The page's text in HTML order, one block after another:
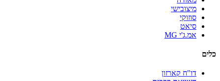
מיצובישי
סוזוקי
סיאט
אמ.ג'י MG
כלים
דו"ח קארזון